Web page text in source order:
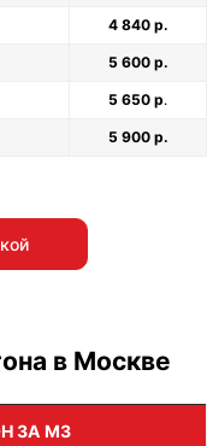
4 840 р.
5 600 р.
5 650 р.
5 900 р.
в Москве
ЗА М3